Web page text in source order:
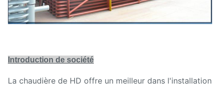
Introduction de société
La chaudière de HD offre un meilleur dans l'installation